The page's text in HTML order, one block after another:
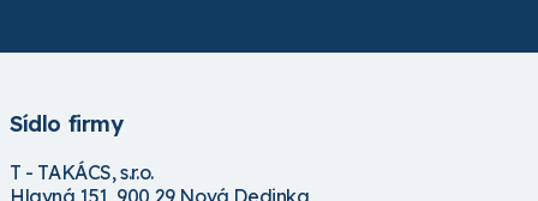
Sídlo firmy
T - TAKÁCS, s.r.o.
Hlavná 151, 900 29 Nová Dedinka